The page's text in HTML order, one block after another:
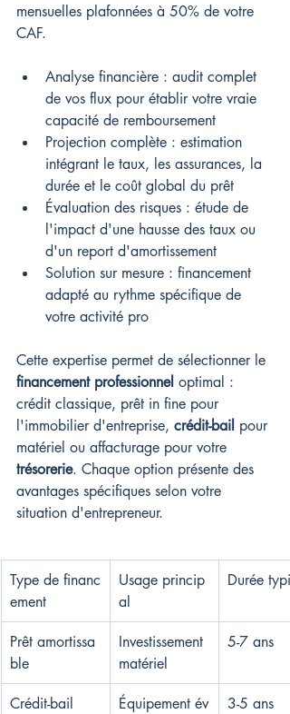
mensuelles plafonnées à 50% de votre
CAF.
Analyse financière : audit complet
de vos flux pour établir votre vraie
capacité de remboursement
Projection complète : estimation
intégrant le taux, les assurances, la
durée et le coût global du prêt
Évaluation des risques : étude de
l'impact d'une hausse des taux ou
d'un report d'amortissement
Solution sur mesure : financement
adapté au rythme spécifique de
votre activité pro
Cette expertise permet de sélectionner le
financement professionnel optimal :
crédit classique, prêt in fine pour
l'immobilier d'entreprise, crédit-bail pour
matériel ou affacturage pour votre
trésorerie. Chaque option présente des
avantages spécifiques selon votre
situation d'entrepreneur.
Type de financ
ement
Usage princip
al
Durée
Prêt amortissa
ble
Investissement
matériel
5-7 ans
Crédit-bail
Équipement év
3-5 ans